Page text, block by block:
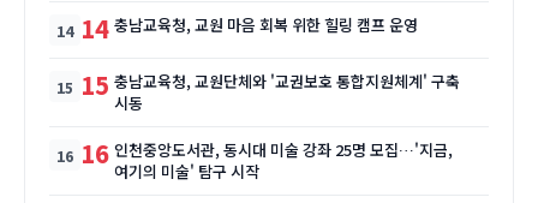
14 충남교육청, 교원 마음 회복 위한 힐링 캠프 운영
15 충남교육청, 교원단체와 '교권보호 통합지원체계' 구축
시동
16 인천중앙도서관, 동시대 미술 강좌 25명 모집…'지금,
여기의 미술' 탐구 시작